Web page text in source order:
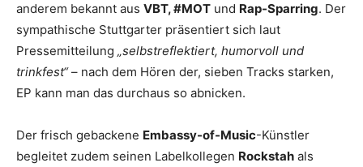
anderem bekannt aus VBT, #MOT und Rap-Sparring. Der
sympathische Stuttgarter präsentiert sich laut
Pressemitteilung „selbstreflektiert, humorvoll und
trinkfest“– nach dem Hören der, sieben Tracks starken,
EP kann man das durchaus so abnicken.
Der frisch gebackene Embassy-of-Music-Künstler
begleitet zudem seinen Labelkollegen Rockstah als